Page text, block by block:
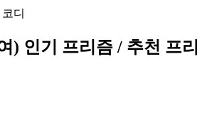
디
) 인기 프리즘 / 추천 프